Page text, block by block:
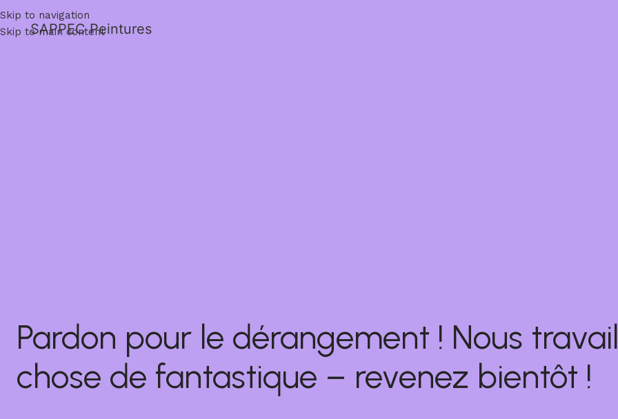
Skip to navigation
Skip to main content
SAPPEC Peintures
Pardon pour le dérangement ! Nous
chose de fantastique – revenez bientôt !